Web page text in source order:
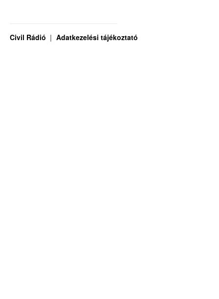
Civil Rádió Adatkezelési tájékoztató